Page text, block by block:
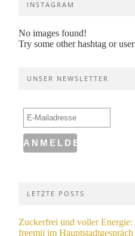
INSTAGRAM
No images found!
Try some other hashtag or
UNSER NEWSLETTER
LETZTE POSTS
Zuckerfrei und voller
freemii im Hauptstadtgespräch